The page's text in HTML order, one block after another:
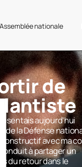
nationale
de
aujourd’hui
de la Défense
constructif avec ma
à partager un
du retour dans le